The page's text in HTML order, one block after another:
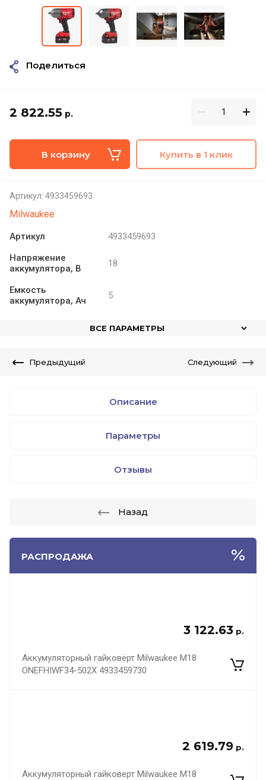
РАСПРОДАЖА
3 122.63 р.
Аккумуляторный гайковёрт Milwaukee M18
ONEFHIWF34-502X 4933459730
2 619.79 р.
Аккумуляторный гайковерт Milwaukee M18
2 822.55 р.
В корзину Купить в 1 клик
Артикул: 4933459693
Milwaukee
Артикул
4933459693
Напряжение
аккумулятора, В
18
Емкость
аккумулятора, Ач
5
ВСЕ ПАРАМЕТРЫ
Поделиться
Предыдущий Следующий
Описание
Параметры
Отзывы
Назад